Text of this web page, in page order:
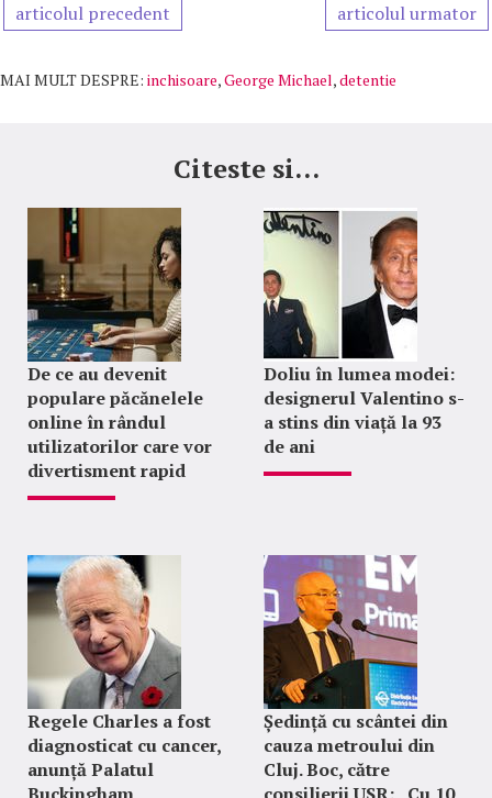
articolul precedent articolul urmator
MAI MULT DESPRE: inchisoare,George Michael,detentie
Citeste si...
De ce au devenit
populare păcănelele
online în rândul
utilizatorilor care vor
divertisment rapid
Doliu în lumea modei:
designerul Valentino s-
a stins din viață la 93
de ani
Regele Charles a fost
diagnosticat cu cancer,
anunță Palatul
Ședință cu scântei din
cauza metroului din
Cluj. Boc, către